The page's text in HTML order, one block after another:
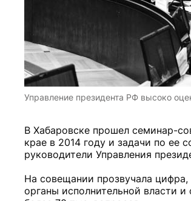
Управление президента РФ высоко
В Хабаровске прошел семинар-
крае в 2014 году и задачи по ее
руководители Управления
На совещании прозвучала
органы исполнительной власти